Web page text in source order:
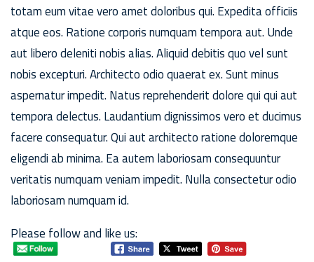
totam eum vitae vero amet doloribus qui. Expedita officiis
atque eos. Ratione corporis numquam tempora aut. Unde
aut libero deleniti nobis alias. Aliquid debitis quo vel sunt
nobis excepturi. Architecto odio quaerat ex. Sunt minus
aspernatur impedit. Natus reprehenderit dolore qui qui aut
tempora delectus. Laudantium dignissimos vero et ducimus
facere consequatur. Qui aut architecto ratione doloremque
eligendi ab minima. Ea autem laboriosam consequuntur
veritatis numquam veniam impedit. Nulla consectetur odio
laboriosam numquam id.
Please follow and like us: